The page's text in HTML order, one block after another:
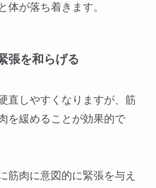
体が落ち着きます。
張を和らげる
直しやすくなりますが、筋
を緩めることが効果的で
筋肉に意図的に緊張を与え